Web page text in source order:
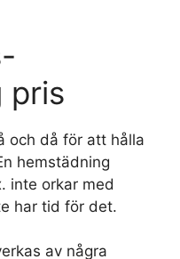
pris
och då för att hålla
hemstädning
inte orkar med
har tid för det.
av några